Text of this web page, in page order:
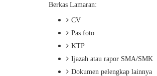
Berkas Lamaran:
CV
Pas foto
KTP
Ijazah atau rapor SMA/SMK
Dokumen pelengkap lainnya